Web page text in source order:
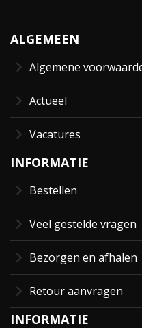
ALGEMEEN
Algemene
Actueel
Vacatures
INFORMATIE
Bestellen
Veel gestelde vragen
Bezorgen en afhalen
Retour aanvragen
INFORMATIE